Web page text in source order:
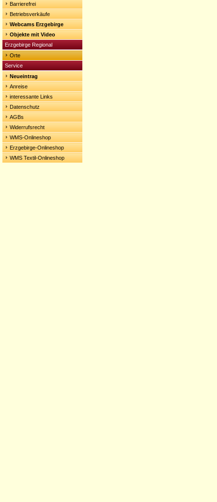
Barrierefrei
Betriebsverkäufe
Webcams Erzgebirge
Objekte mit Video
Erzgebirge Regional
Orte
Service
Neueintrag
Anreise
interessante Links
Datenschutz
AGBs
Widerrufsrecht
WMS-Onlineshop
Erzgebirge-Onlineshop
WMS Textil-Onlineshop